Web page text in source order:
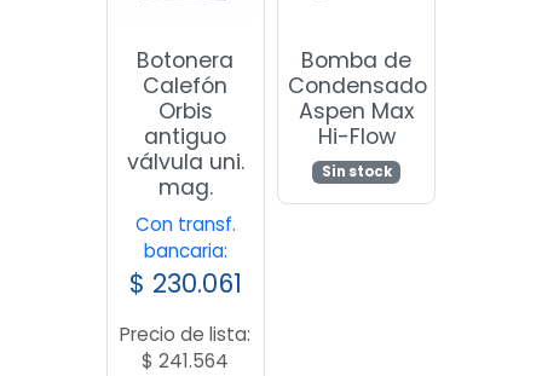
Botonera
Calefón
Orbis
antiguo
válvula uni.
mag.
Con transf.
bancaria:
$ 230.061
Precio de lista:
$ 241.564
Bomba de
Condensado
Aspen Max
Hi-Flow
Sin stock